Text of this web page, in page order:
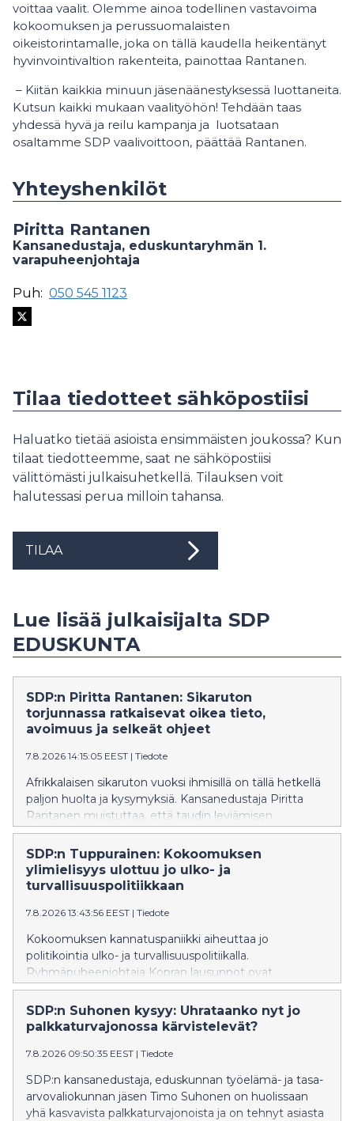
voittaa vaalit. Olemme ainoa todellinen vastavoima
kokoomuksen ja perussuomalaisten
oikeistorintamalle, joka on tällä kaudella heikentänyt
hyvinvointivaltion rakenteita, painottaa Rantanen.
– Kiitän kaikkia minuun jäsenäänestyksessä luottaneita.
Kutsun kaikki mukaan vaalityöhön! Tehdään taas
yhdessä hyvä ja reilu kampanja ja luotsataan
osaltamme SDP vaalivoittoon, päättää Rantanen.
Yhteyshenkilöt
Piritta Rantanen
Kansanedustaja, eduskuntaryhmän 1.
varapuheenjohtaja
Puh: 050 545 1123
Tilaa tiedotteet sähköpostiisi
Haluatko tietää asioista ensimmäisten joukossa? Kun
tilaat tiedotteemme, saat ne sähköpostiisi
välittömästi julkaisuhetkellä. Tilauksen voit
halutessasi perua milloin tahansa.
TILAA
Lue lisää julkaisijalta SDP
EDUSKUNTA
SDP:n Piritta Rantanen: Sikaruton
torjunnassa ratkaisevat oikea tieto,
avoimuus ja selkeät ohjeet
7.8.2026 14:15:05 EEST | Tiedote
Afrikkalaisen sikaruton vuoksi ihmisillä on tällä hetkellä
paljon huolta ja kysymyksiä. Kansanedustaja Piritta
Rantanen muistuttaa, että taudin leviämisen
estäminen onnistuu vain, jos ihmisillä on käytössään
oikeaa ja ajantasaista tietoa sekä selkeät
toimintaohjeet.
SDP:n Tuppurainen: Kokoomuksen
ylimielisyys ulottuu jo ulko- ja
turvallisuuspolitiikkaan
7.8.2026 13:43:56 EEST | Tiedote
Kokoomuksen kannatuspaniikki aiheuttaa jo
politikointia ulko- ja turvallisuuspolitiikalla.
Ryhmäpuheenjohtaja Kopran lausunnot ovat
oppikirjaesimerkki siitä, miten kokoomuksen
ulkopoliittinen värisuora aiheuttaa vauhtisokeutta, joka
heikentää Suomen turvallisuutta, SDP:n Tuppurainen
SDP:n Suhonen kysyy: Uhrataanko nyt jo
palkkaturvajonossa kärvistelevät?
7.8.2026 09:50:35 EEST | Tiedote
SDP:n kansanedustaja, eduskunnan työelämä- ja tasa-
arvovaliokunnan jäsen Timo Suhonen on huolissaan
yhä kasvavista palkkaturvajonoista ja on tehnyt asiasta